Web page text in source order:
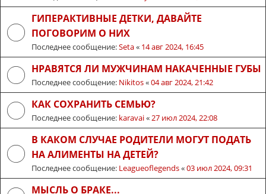
ГИПЕРАКТИВНЫЕ ДЕТКИ, ДАВАЙТЕ
ПОГОВОРИМ О НИХ
Последнее сообщение:Seta« 14 авг 2024, 16:45
НРАВЯТСЯ ЛИ МУЖЧИНАМ НАКАЧЕННЫЕ ГУБЫ
Последнее сообщение: Nikitos«04 авг 2024, 21:42
КАК СОХРАНИТЬ СЕМЬЮ?
Последнее сообщение: karavai« 27 июл 2024, 22:08
В КАКОМ СЛУЧАЕ РОДИТЕЛИ МОГУТ ПОДАТЬ
НА АЛИМЕНТЫ НА ДЕТЕЙ?
Последнее сообщение: Leagueoflegends«03 июл 2024, 09:31
МЫСЛЬ О БРАКЕ...